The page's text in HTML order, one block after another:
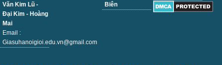
Văn Kim Lũ -
Đại Kim - Hoàng
Mai
Email :
Giasuhanoigioi.edu.vn@gmail.com
Biên